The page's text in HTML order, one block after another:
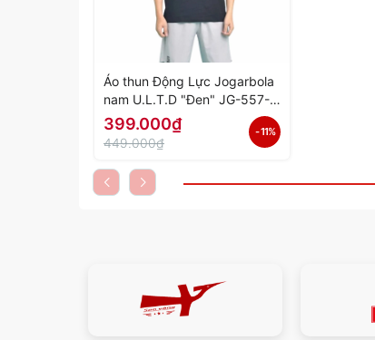
Áo thun Động Lực Jogarbola
nam U.L.T.D "Đen" JG-557-
04 - Hàng Chính Hãng
399.000₫
449.000₫
- 11%